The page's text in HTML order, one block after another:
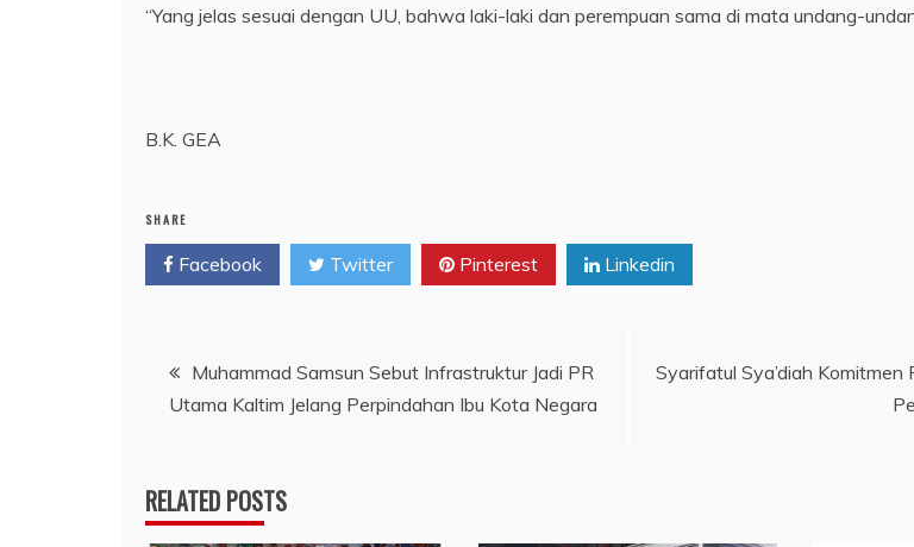
“Yang jelas sesuai dengan UU, bahwa laki-laki dan perempuan sama di mata undang-
B.K. GEA
SHARE
Facebook Twitter Pinterest Linkedin
Navigasi
pos
Muhammad Samsun Sebut Infrastruktur Jadi PR
Utama Kaltim Jelang Perpindahan Ibu Kota Negara
Syarifatul Sya’diah Komitmen
RELATED POSTS